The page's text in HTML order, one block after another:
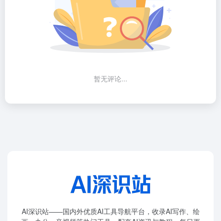
暂无评论...
AI深识站——国内外优质AI工具导航平台，收录AI写作、绘